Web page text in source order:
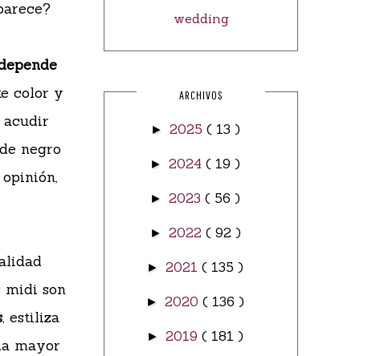
color y
acudir
negro
midi son
, estiliza
mayor
wedding
ARCHIVOS
► 2025 ( 13 )
►2024( 19 )
►2023( 56 )
► 2022 ( 92 )
►2021( 135 )
►2020( 136 )
►2019( 181 )